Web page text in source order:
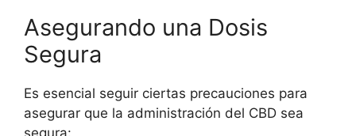
Asegurando una Dosis
Segura
Es esencial seguir ciertas precauciones para
asegurar que la administración del CBD sea